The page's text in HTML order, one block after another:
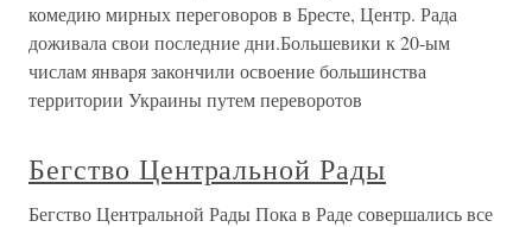
комедию мирных переговоров в Бресте, Центр. Рада
доживала свои последние дни.Большевики к 20-ым
числам января закончили освоение большинства
территории Украины путем переворотов
Бегство Центральной Рады
Бегство Центральной Рады Пока в Раде совершались все